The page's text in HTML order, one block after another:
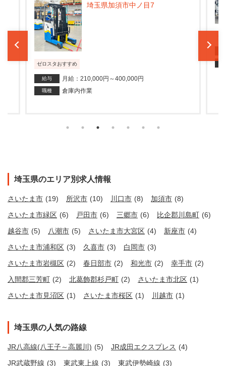
埼玉県加須市中ノ目7
ゼロスタおすすめ
給与 月給：210,000円～400,000円
職種 倉庫内作業
埼玉県のエリア別求人情報
さいたま市 (19) 所沢市 (10) 川口市 (8) 加須市 (8)
さいたま市緑区 (6) 戸田市 (6) 三郷市 (6) 比企郡川島町 (6)
越谷市 (5) 八潮市 (5) さいたま市大宮区 (4) 新座市 (4)
さいたま市浦和区 (3) 久喜市 (3) 白岡市 (3)
さいたま市岩槻区 (2) 春日部市 (2) 和光市 (2) 幸手市 (2)
入間郡三芳町 (2) 北葛飾郡杉戸町 (2) さいたま市北区 (1)
さいたま市見沼区 (1) さいたま市桜区 (1) 川越市 (1)
埼玉県の人気の路線
JR八高線(八王子～高麗川) (5) JR成田エクスプレス (4)
JR武蔵野線 (3) 東武東上線 (3) 東武伊勢崎線 (3)